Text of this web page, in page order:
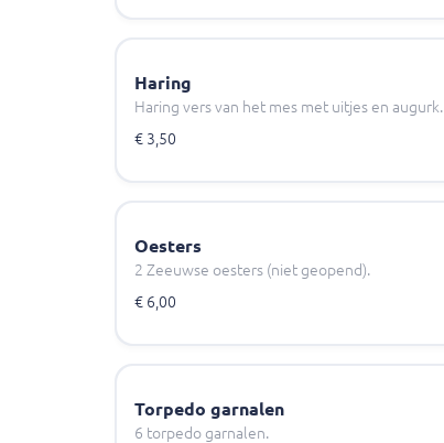
Haring
Haring vers van het mes met uitjes en augurk.
€ 3,50
Oesters
2 Zeeuwse oesters (niet geopend).
€ 6,00
Torpedo garnalen
6 torpedo garnalen.